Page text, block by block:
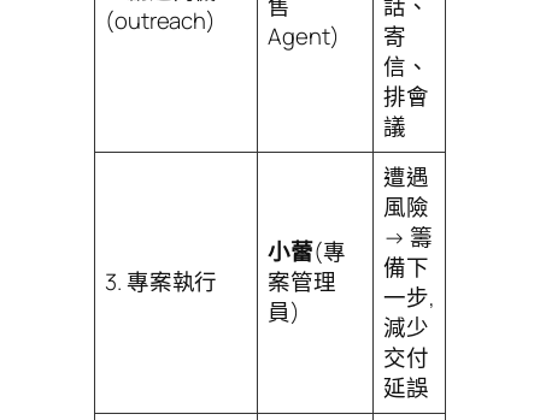
(outreach)
Agent)
寄
信、
排會
議
3. 專案執行
小蕾(專
案管理
員)
遭遇
風險
→ 籌
備下
一步,
減少
交付
延誤